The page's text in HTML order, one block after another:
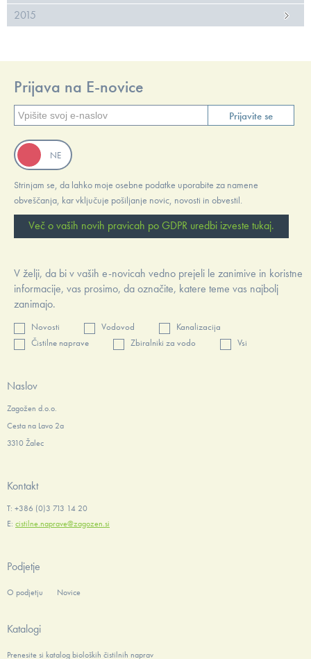
2015
Prijava na E-novice
Prijavite se
Strinjam se, da lahko moje osebne podatke uporabite za namene
obveščanja, kar vključuje pošiljanje novic, novosti in obvestil.
Več o vaših novih pravicah po GDPR uredbi izveste tukaj.
V želji, da bi v vaših e-novicah vedno prejeli le zanimive in koristne
informacije, vas prosimo, da označite, katere teme vas najbolj
zanimajo.
Novosti Vodovod
Kanalizacija
Čistilne naprave
Zbiralniki za vodo Vsi
Naslov
Zagožen d.o.o.
Cesta na Lavo 2a
3310 Žalec
Kontakt
T: +386 (0)3 713 14 20
E: cistilne.naprave@zagozen.si
Podjetje
O podjetju Novice
Katalogi
Prenesite si katalog bioloških čistilnih naprav